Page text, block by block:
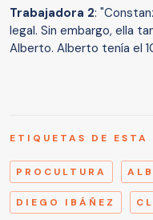
Trabajadora 2:
legal. Sin embargo, ella
Alberto. Alberto tenía el
ETIQUETAS DE ESTA
PROCULTURA
DIEGO IBÁÑEZ